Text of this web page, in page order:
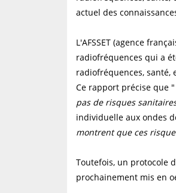
actuel des
L'AFSSET (agence
radiofréquences qui a
radiofréquences, santé,
Ce rapport précise que "
pas de risques
individuelle aux ondes
montrent que ces
Toutefois, un protocole
prochainement mis en